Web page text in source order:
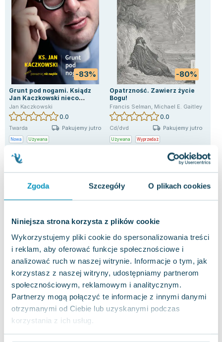
Zgoda Szczegóły O plikach cookies
Niniejsza strona korzysta z plików cookie
Wykorzystujemy pliki cookie do spersonalizowania treści
i reklam, aby oferować funkcje społecznościowe i
analizować ruch w naszej witrynie. Informacje o tym, jak
korzystasz z naszej witryny, udostępniamy partnerom
społecznościowym, reklamowym i analitycznym.
Partnerzy mogą połączyć te informacje z innymi danymi
otrzymanymi od Ciebie lub uzyskanymi podczas
korzystania z ich usług.
-83%
Grunt pod nogami. Ksiądz
Jan Kaczkowski nieco
poważniej niż zwykle
Jan Kaczkowski
0.0
Twarda Pakujemy jutro
Nowa Używana
7.55 zł
Do koszyka
-80%
Opatrzność. Zawierz życie
Bogu!
Francis Selman, Michael E. Gaitley
0.0
Cd/dvd Pakujemy jutro
Używana Wyprzedaż
Do koszyka
Opinie
użytkowników
0 ocen i 0
recenzji